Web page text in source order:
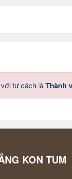
tư cách làThành
KON TUM